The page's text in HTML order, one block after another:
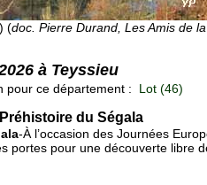
(doc. Pierre Durand, Les Amis de
à Teyssieu
pour ce département : Lot (46)
du Ségala
-À l’occasion des Journées
portes pour une découverte libre